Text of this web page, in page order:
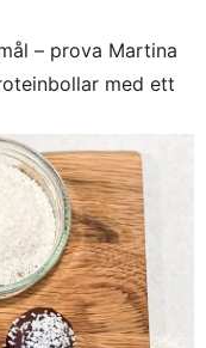
– prova Martina
med ett